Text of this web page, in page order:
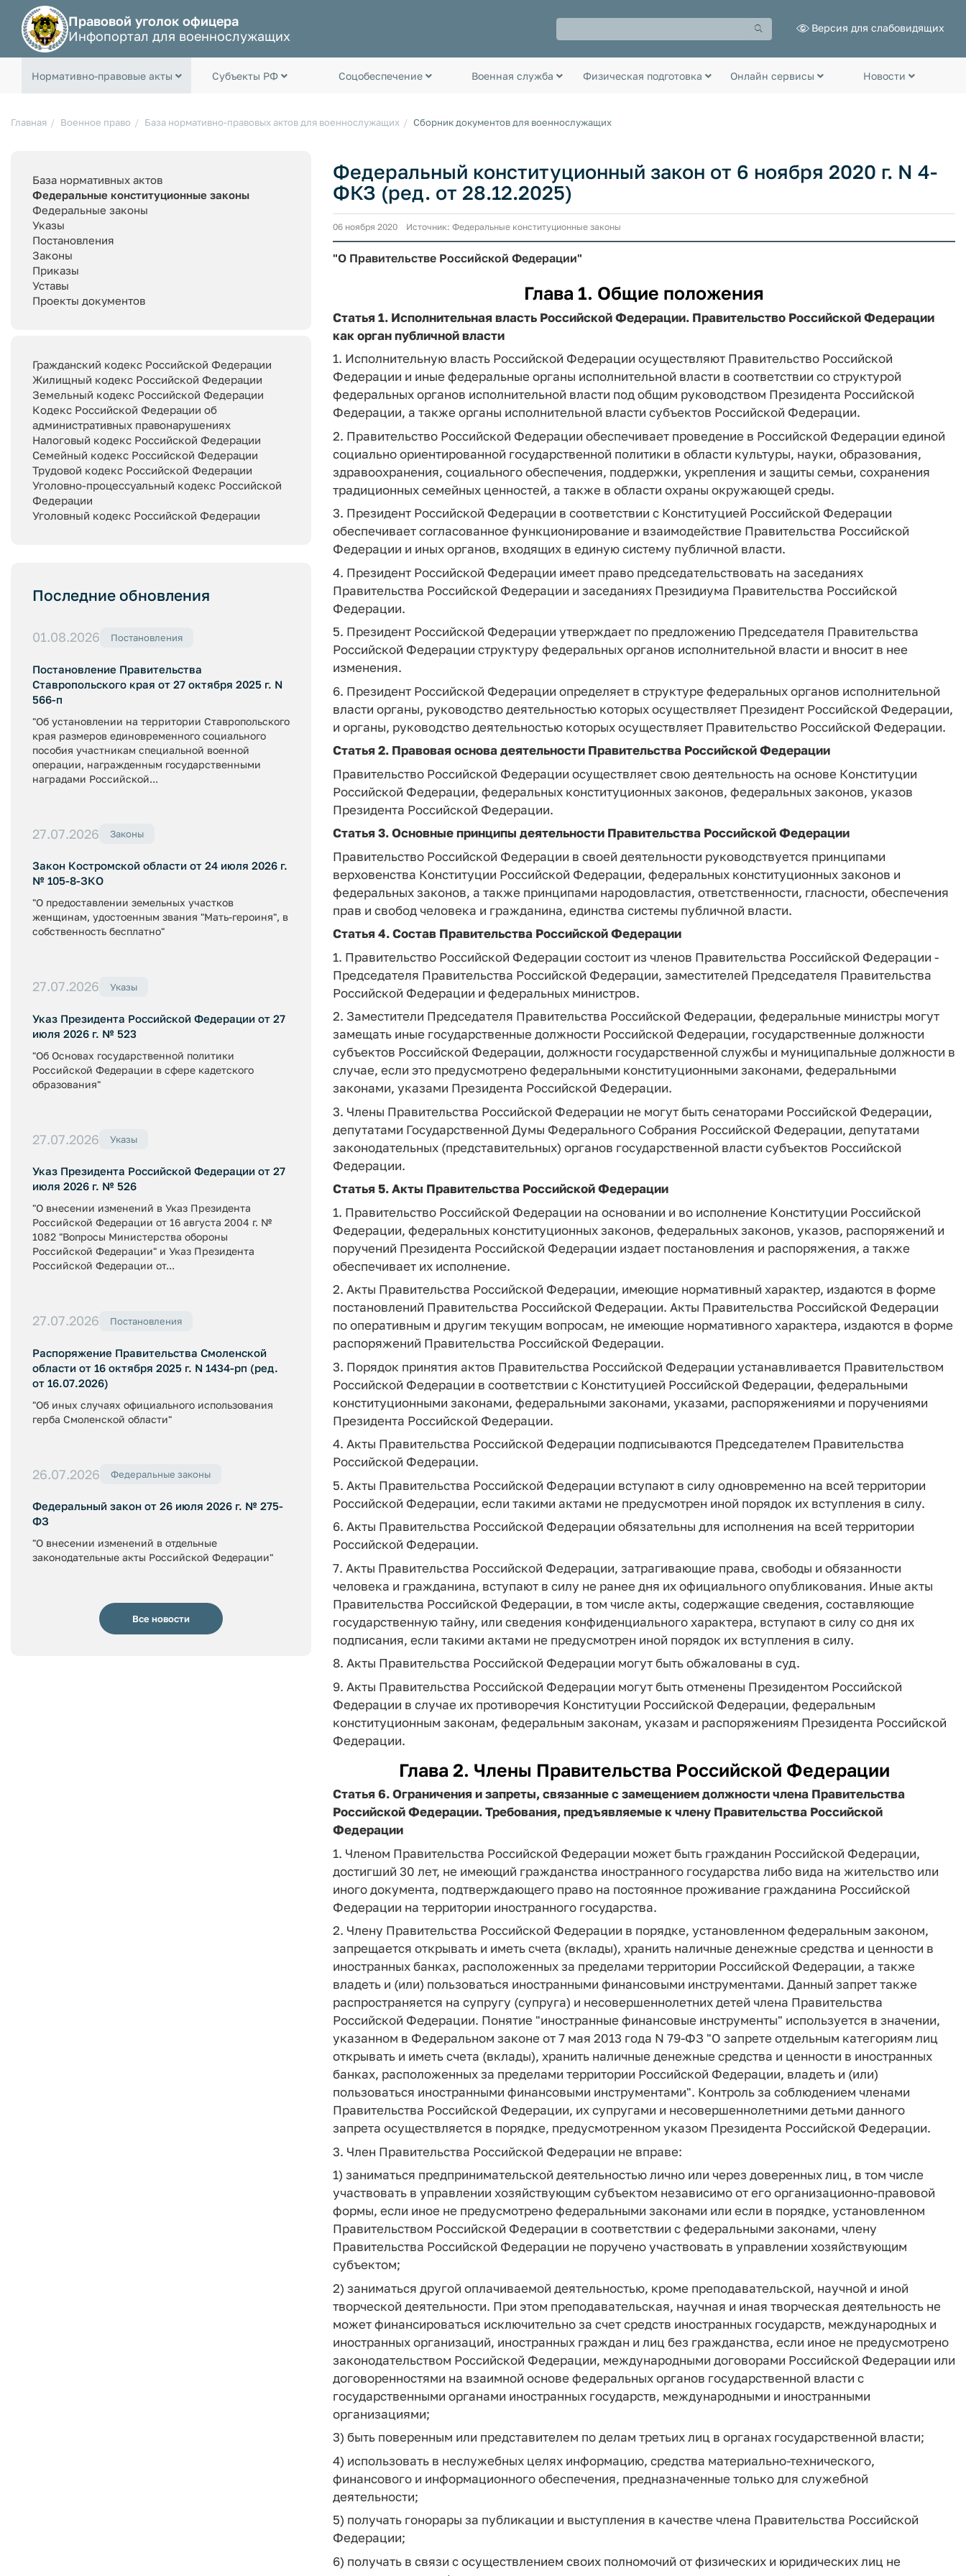
Правовой уголок офицера
Инфопортал для военнослужащих
Версия для слабовидящих
Нормативно-правовые акты Субъекты РФ Соцобеспечение Военная служба Физическая подготовка Онлайн сервисы Новости
Главная Военное право База нормативно-правовых актов для военнослужащих Сборник документов для военнослужащих
База нормативных актов
Федеральные конституционные законы
Федеральные законы
Указы
Постановления
Законы
Приказы
Уставы
Проекты документов
Гражданский кодекс Российской Федерации
Жилищный кодекс Российской Федерации
Земельный кодекс Российской Федерации
Кодекс Российской Федерации об
административных правонарушениях
Налоговый кодекс Российской Федерации
Семейный кодекс Российской Федерации
Трудовой кодекс Российской Федерации
Уголовно-процессуальный кодекс Российской
Федерации
Уголовный кодекс Российской Федерации
Последние обновления
01.08.2026 Постановления
Постановление Правительства
Ставропольского края от 27 октября 2025 г. N
566-п
"Об установлении на территории Ставропольского
края размеров единовременного социального
пособия участникам специальной военной
операции, награжденным государственными
наградами Российской...
27.07.2026 Законы
Закон Костромской области от 24 июля 2026 г.
№ 105-8-ЗКО
"О предоставлении земельных участков
женщинам, удостоенным звания "Мать-героиня", в
собственность бесплатно"
27.07.2026 Указы
Указ Президента Российской Федерации от 27
июля 2026 г. № 523
"Об Основах государственной политики
Российской Федерации в сфере кадетского
образования"
27.07.2026 Указы
Указ Президента Российской Федерации от 27
июля 2026 г. № 526
"О внесении изменений в Указ Президента
Российской Федерации от 16 августа 2004 г. №
1082 "Вопросы Министерства обороны
Российской Федерации" и Указ Президента
Российской Федерации от...
27.07.2026 Постановления
Распоряжение Правительства Смоленской
области от 16 октября 2025 г. N 1434-рп (ред.
от 16.07.2026)
"Об иных случаях официального использования
герба Смоленской области"
26.07.2026 Федеральные законы
Федеральный закон от 26 июля 2026 г. № 275-
ФЗ
"О внесении изменений в отдельные
законодательные акты Российской Федерации"
Все новости
Федеральный конституционный закон от 6 ноября 2020 г. N 4-
ФКЗ (ред. от 28.12.2025)
06 ноября 2020 Источник: Федеральные конституционные законы
"О Правительстве Российской Федерации"
Глава 1. Общие положения
Статья 1. Исполнительная власть Российской Федерации. Правительство Российской Федерации
как орган публичной власти
1. Исполнительную власть Российской Федерации осуществляют Правительство Российской
Федерации и иные федеральные органы исполнительной власти в соответствии со структурой
федеральных органов исполнительной власти под общим руководством Президента Российской
Федерации, а также органы исполнительной власти субъектов Российской Федерации.
2. Правительство Российской Федерации обеспечивает проведение в Российской Федерации единой
социально ориентированной государственной политики в области культуры, науки, образования,
здравоохранения, социального обеспечения, поддержки, укрепления и защиты семьи, сохранения
традиционных семейных ценностей, а также в области охраны окружающей среды.
3. Президент Российской Федерации в соответствии с Конституцией Российской Федерации
обеспечивает согласованное функционирование и взаимодействие Правительства Российской
Федерации и иных органов, входящих в единую систему публичной власти.
4. Президент Российской Федерации имеет право председательствовать на заседаниях
Правительства Российской Федерации и заседаниях Президиума Правительства Российской
Федерации.
5. Президент Российской Федерации утверждает по предложению Председателя Правительства
Российской Федерации структуру федеральных органов исполнительной власти и вносит в нее
изменения.
6. Президент Российской Федерации определяет в структуре федеральных органов исполнительной
власти органы, руководство деятельностью которых осуществляет Президент Российской Федерации,
и органы, руководство деятельностью которых осуществляет Правительство Российской Федерации.
Статья 2. Правовая основа деятельности Правительства Российской Федерации
Правительство Российской Федерации осуществляет свою деятельность на основе Конституции
Российской Федерации, федеральных конституционных законов, федеральных законов, указов
Президента Российской Федерации.
Статья 3.Основные принципы деятельности Правительства Российской Федерации
Правительство Российской Федерации в своей деятельности руководствуется принципами
верховенства Конституции Российской Федерации, федеральных конституционных законов и
федеральных законов, а также принципами народовластия, ответственности, гласности, обеспечения
прав и свобод человека и гражданина, единства системы публичной власти.
Статья 4.Состав Правительства Российской Федерации
1. Правительство Российской Федерации состоит из членов Правительства Российской Федерации -
Председателя Правительства Российской Федерации, заместителей Председателя Правительства
Российской Федерации и федеральных министров.
2. Заместители Председателя Правительства Российской Федерации, федеральные министры могут
замещать иные государственные должности Российской Федерации, государственные должности
субъектов Российской Федерации, должности государственной службы и муниципальные должности в
случае, если это предусмотрено федеральными конституционными законами, федеральными
законами, указами Президента Российской Федерации.
3. Члены Правительства Российской Федерации не могут быть сенаторами Российской Федерации,
депутатами Государственной Думы Федерального Собрания Российской Федерации, депутатами
законодательных (представительных) органов государственной власти субъектов Российской
Федерации.
Статья 5.Акты Правительства Российской Федерации
1. Правительство Российской Федерации на основании и во исполнение Конституции Российской
Федерации, федеральных конституционных законов, федеральных законов, указов, распоряжений и
поручений Президента Российской Федерации издает постановления и распоряжения, а также
обеспечивает их исполнение.
2. Акты Правительства Российской Федерации, имеющие нормативный характер, издаются в форме
постановлений Правительства Российской Федерации. Акты Правительства Российской Федерации
по оперативным и другим текущим вопросам, не имеющие нормативного характера, издаются в форме
распоряжений Правительства Российской Федерации.
3. Порядок принятия актов Правительства Российской Федерации устанавливается Правительством
Российской Федерации в соответствии с Конституцией Российской Федерации, федеральными
конституционными законами, федеральными законами, указами, распоряжениями и поручениями
Президента Российской Федерации.
4. Акты Правительства Российской Федерации подписываются Председателем Правительства
Российской Федерации.
5. Акты Правительства Российской Федерации вступают в силу одновременно на всей территории
Российской Федерации, если такими актами не предусмотрен иной порядок их вступления в силу.
6. Акты Правительства Российской Федерации обязательны для исполнения на всей территории
Российской Федерации.
7. Акты Правительства Российской Федерации, затрагивающие права, свободы и обязанности
человека и гражданина, вступают в силу не ранее дня их официального опубликования. Иные акты
Правительства Российской Федерации, в том числе акты, содержащие сведения, составляющие
государственную тайну, или сведения конфиденциального характера, вступают в силу со дня их
подписания, если такими актами не предусмотрен иной порядок их вступления в силу.
8. Акты Правительства Российской Федерации могут быть обжалованы в суд.
9. Акты Правительства Российской Федерации могут быть отменены Президентом Российской
Федерации в случае их противоречия Конституции Российской Федерации, федеральным
конституционным законам, федеральным законам, указам и распоряжениям Президента Российской
Федерации.
Глава 2. Члены Правительства Российской Федерации
Статья 6.Ограничения и запреты, связанные с замещением должности члена Правительства
Российской Федерации. Требования, предъявляемые к члену Правительства Российской
Федерации
1. Членом Правительства Российской Федерации может быть гражданин Российской Федерации,
достигший 30 лет, не имеющий гражданства иностранного государства либо вида на жительство или
иного документа, подтверждающего право на постоянное проживание гражданина Российской
Федерации на территории иностранного государства.
2. Члену Правительства Российской Федерации в порядке, установленном федеральным законом,
запрещается открывать и иметь счета (вклады), хранить наличные денежные средства и ценности в
иностранных банках, расположенных за пределами территории Российской Федерации, а также
владеть и (или) пользоваться иностранными финансовыми инструментами. Данный запрет также
распространяется на супругу (супруга) и несовершеннолетних детей члена Правительства
Российской Федерации. Понятие "иностранные финансовые инструменты" используется в значении,
указанном в Федеральном законе от 7 мая 2013 года N 79-ФЗ "О запрете отдельным категориям лиц
открывать и иметь счета (вклады), хранить наличные денежные средства и ценности в иностранных
банках, расположенных за пределами территории Российской Федерации, владеть и (или)
пользоваться иностранными финансовыми инструментами". Контроль за соблюдением членами
Правительства Российской Федерации, их супругами и несовершеннолетними детьми данного
запрета осуществляется в порядке, предусмотренном указом Президента Российской Федерации.
3. Член Правительства Российской Федерации не вправе:
1) заниматься предпринимательской деятельностью лично или через доверенных лиц, в том числе
участвовать в управлении хозяйствующим субъектом независимо от его организационно-правовой
формы, если иное не предусмотрено федеральными законами или если в порядке, установленном
Правительством Российской Федерации в соответствии с федеральными законами, члену
Правительства Российской Федерации не поручено участвовать в управлении хозяйствующим
субъектом;
2) заниматься другой оплачиваемой деятельностью, кроме преподавательской, научной и иной
творческой деятельности. При этом преподавательская, научная и иная творческая деятельность не
может финансироваться исключительно за счет средств иностранных государств, международных и
иностранных организаций, иностранных граждан и лиц без гражданства, если иное не предусмотрено
законодательством Российской Федерации, международными договорами Российской Федерации или
договоренностями на взаимной основе федеральных органов государственной власти с
государственными органами иностранных государств, международными и иностранными
организациями;
3) быть поверенным или представителем по делам третьих лиц в органах государственной власти;
4) использовать в неслужебных целях информацию, средства материально-технического,
финансового и информационного обеспечения, предназначенные только для служебной
деятельности;
5) получать гонорары за публикации и выступления в качестве члена Правительства Российской
Федерации;
6) получать в связи с осуществлением своих полномочий от физических и юридических лиц не